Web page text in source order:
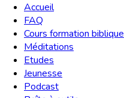
Accueil
FAQ
Cours formation biblique
Méditations
Etudes
Jeunesse
Podcast